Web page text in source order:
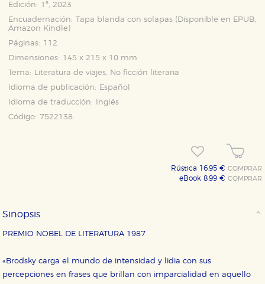
Edición: 1ª, 2023
Encuadernación: Tapa blanda con solapas (Disponible en EPUB,
Amazon Kindle )
Páginas: 112
Dimensiones: 145 x 215 x 10 mm
Tema:
Literatura de viajes, No ficción literaria
Idioma de publicación:
Español
Idioma de traducción:
Inglés
Código: 7522138
Rústica 16,95 €COMPRAR
eBook 8,99 €COMPRAR
Sinopsis
PREMIO NOBEL DE LITERATURA 1987
«Brodsky carga el mundo de intensidad y lidia con sus
percepciones en frases que brillan con imparcialidad en aquello